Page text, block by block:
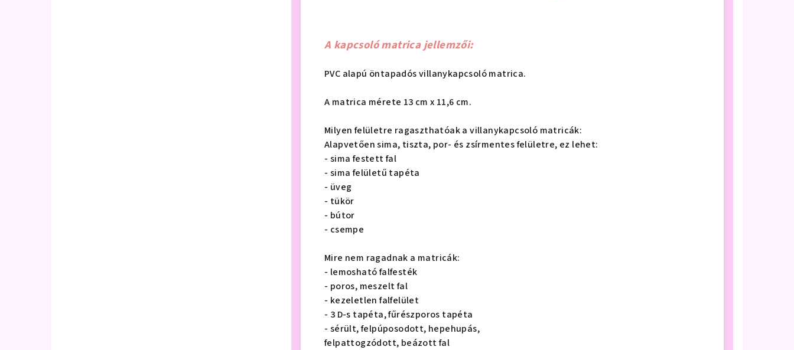
A kapcsoló matrica jellemzői:
PVC alapú öntapadós villanykapcsoló matrica.
A matrica mérete 13 cm x 11,6 cm.
Milyen felületre ragaszthatóak a villanykapcsoló matricák:
Alapvetően sima, tiszta, por- és zsírmentes felületre, ez lehet:
- sima festett fal
- sima felületű tapéta
- üveg
- tükör
- bútor
- csempe
Mire nem ragadnak a matricák:
- lemosható falfesték
- poros, meszelt fal
- kezeletlen falfelület
- 3 D-s tapéta, fűrészporos tapéta
- sérült, felpúposodott, hepehupás,
felpattogzódott, beázott fal